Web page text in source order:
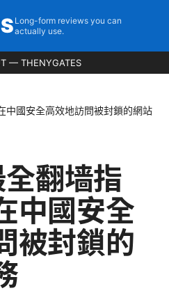
Long-form reviews you can
actually use.
— THENYGATES
國安全高效地訪問被封鎖的網站
翻墙指
中國安全
被封鎖的